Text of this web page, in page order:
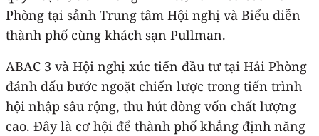
Phòng tại sảnh Trung tâm Hội nghị và Biểu diễn
thành phố cùng khách sạn Pullman.
ABAC 3 và Hội nghị xúc tiến đầu tư tại Hải Phòng
đánh dấu bước ngoặt chiến lược trong tiến trình
hội nhập sâu rộng, thu hút dòng vốn chất lượng
cao. Đây là cơ hội để thành phố khẳng định năng